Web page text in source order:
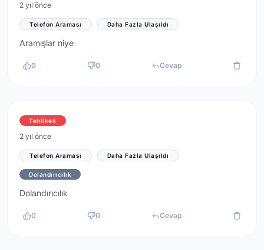
2 yıl önce
Telefon Araması Daha Fazla Ulaşıldı
Aramışlar niye
0 0 Cevap
Tehlikeli
2 yıl önce
Telefon Araması Daha Fazla Ulaşıldı
Dolandırıcılık
Dolandırıcılık
0 0 Cevap